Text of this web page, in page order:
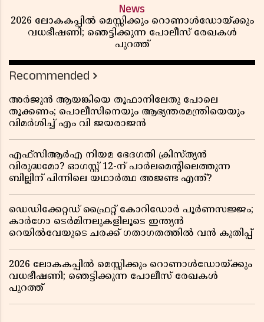
News
2026 ലോകകപ്പിൽ മെസ്സിക്കും റൊണാൾഡോയ്ക്കും
വധഭീഷണി; ഞെട്ടിക്കുന്ന പോലീസ് രേഖകൾ
പുറത്ത്
Recommended
അർജുൻ ആയങ്കിയെ തൂഫാനിലേതു പോലെ
തൂക്കണം; പൊലീസിനെയും ആഭ്യന്തരമന്ത്രിയെയും
വിമർശിച്ച് എം വി ജയരാജൻ
എഫ്സിആർഎ നിയമ ഭേദഗതി ക്രിസ്ത്യൻ
വിരുദ്ധമോ? ഓഗസ്റ്റ് 12-ന് പാർലമെന്റിലെത്തുന്ന
ബില്ലിന് പിന്നിലെ യഥാർത്ഥ അജണ്ട എന്ത്?
ഡെഡിക്കേറ്റഡ് ഫ്രൈറ്റ് കോറിഡോർ പൂർണസജ്ജം;
കാർഗോ ടെർമിനലുകളിലൂടെ ഇന്ത്യൻ
റെയിൽവേയുടെ ചരക്ക് ഗതാഗതത്തിൽ വൻ കുതിപ്പ്
2026 ലോകകപ്പിൽ മെസ്സിക്കും റൊണാൾഡോയ്ക്കും
വധഭീഷണി; ഞെട്ടിക്കുന്ന പോലീസ് രേഖകൾ
പുറത്ത്